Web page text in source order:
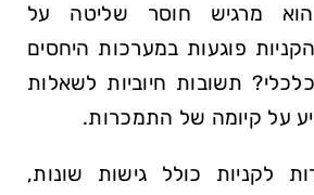
מרגיש חוסר שליטה על
פוגעות במערכות היחסים
תשובות חיוביות לשאלות
על קיומה של התמכרות.
לקניות כולל גישות שונות,